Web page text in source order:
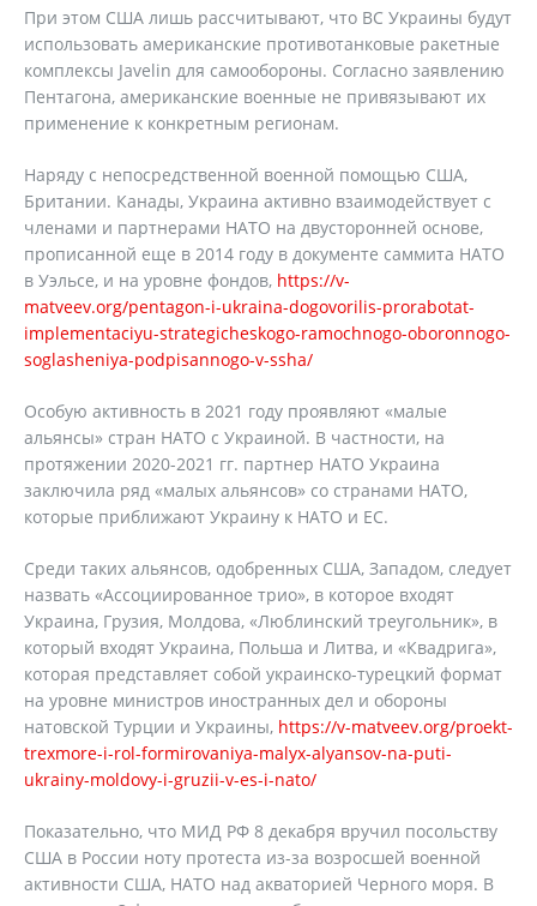
При этом США лишь рассчитывают, что ВС Украины будут
использовать американские противотанковые ракетные
комплексы Javelin для самообороны. Согласно заявлению
Пентагона, американские военные не привязывают их
применение к конкретным регионам.
Наряду с непосредственной военной помощью США,
Британии. Канады, Украина активно взаимодействует с
членами и партнерами НАТО на двусторонней основе,
прописанной еще в 2014 году в документе саммита НАТО
в Уэльсе, и на уровне фондов, https://v-
matveev.org/pentagon-i-ukraina-dogovorilis-prorabotat-
implementaciyu-strategicheskogo-ramochnogo-oboronnogo-
soglasheniya-podpisannogo-v-ssha/
Особую активность в 2021 году проявляют «малые
альянсы» стран НАТО с Украиной. В частности, на
протяжении 2020-2021 гг. партнер НАТО Украина
заключила ряд «малых альянсов» со странами НАТО,
которые приближают Украину к НАТО и ЕС.
Среди таких альянсов, одобренных США, Западом, следует
назвать «Ассоциированное трио», в которое входят
Украина, Грузия, Молдова, «Люблинский треугольник», в
который входят Украина, Польша и Литва, и «Квадрига»,
которая представляет собой украинско-турецкий формат
на уровне министров иностранных дел и обороны
натовской Турции и Украины, https://v-matveev.org/proekt-
trexmore-i-rol-formirovaniya-malyx-alyansov-na-puti-
ukrainy-moldovy-i-gruzii-v-es-i-nato/
Показательно, что МИД РФ 8 декабря вручил посольству
США в России ноту протеста из-за возросшей военной
активности США, НАТО над акваторией Черного моря. В